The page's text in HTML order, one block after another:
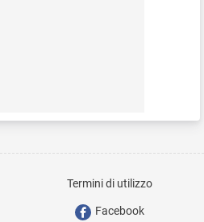
Termini di utilizzo
Facebook